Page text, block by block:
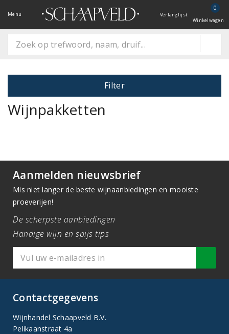
Menu Verlanglijst
0
Winkelwagen
Filter
Wijnpakketten
Aanmelden nieuwsbrief
Mis niet langer de beste wijnaanbiedingen en mooiste
proeverijen!
De scherpste aanbiedingen
Handige wijn en spijs tips
Contactgegevens
Wijnhandel Schaapveld B.V.
Pelikaanstraat 4a